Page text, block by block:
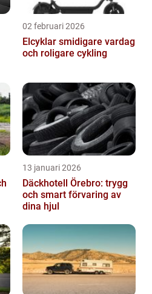
02 februari 2026
Elcyklar smidigare vardag
och roligare cykling
13 januari 2026
Däckhotell Örebro: trygg
och smart förvaring av
dina hjul